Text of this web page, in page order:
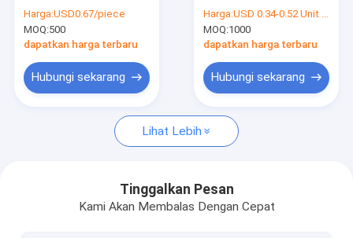
Permintaan Penawaran
Mata Bor HSS
Bit Inti Berlian
Hole Saw Untuk Pelat
Baja
Harga:USD0.67/piece
MOQ:500
dapatkan harga terbaru
Hubungi sekarang
Glass Tile Drill Bit
Harga:USD 0.34-0.52 Unit price
MOQ:1000
dapatkan harga terbaru
Hubungi sekarang
Lihat Lebih
Tinggalkan Pesan
Kami Akan Membalas Dengan Cepat